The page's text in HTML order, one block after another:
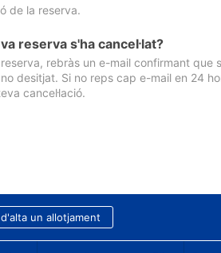
de la reserva.
reserva s'ha cancel·lat?
rebràs un e-mail confirmant que
desitjat. Si no reps cap e-mail en 24
cancel·lació.
un allotjament